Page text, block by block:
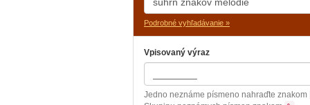
Podrobné vyhľadávanie »
Vpisovaný výraz
Jedno neznáme písmeno nahraďte znakom